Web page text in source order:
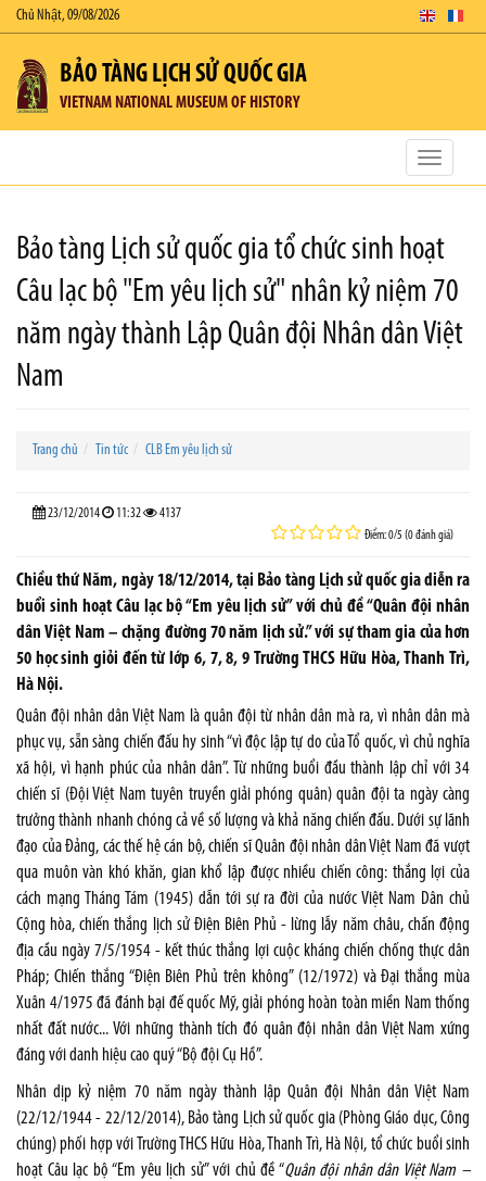
Chủ Nhật, 09/08/2026
BẢO TÀNG LỊCH SỬ QUỐC GIA
VIETNAM NATIONAL MUSEUM OF HISTORY
Toggle
Bảo tàng Lịch sử quốc gia tổ chức sinh hoạt
Câu lạc bộ "Em yêu lịch sử" nhân kỷ niệm 70
năm ngày thành Lập Quân đội Nhân dân Việt
Nam
Trang chủ Tin tức CLB Em yêu lịch sử
23/12/2014 11:32 4137
Điểm: 0/5 (0 đánh giá)
Chiều thứ Năm, ngày 18/12/2014, tại Bảo tàng Lịch sử quốc gia diễn ra
buổi sinh hoạt Câu lạc bộ “Em yêu lịch sử” với chủ đề “Quân đội nhân
dân Việt Nam – chặng đường 70 năm lịch sử.” với sự tham gia của hơn
50 học sinh giỏi đến từ lớp 6, 7, 8, 9 Trường THCS Hữu Hòa, Thanh Trì,
Hà Nội.
Quân đội nhân dân Việt Nam là quân đội từ nhân dân mà ra, vì nhân dân mà
phục vụ, sẵn sàng chiến đấu hy sinh “vì độc lập tự do của Tổ quốc, vì chủ nghĩa
xã hội, vì hạnh phúc của nhân dân”. Từ những buổi đầu thành lập chỉ với 34
chiến sĩ (Đội Việt Nam tuyên truyền giải phóng quân) quân đội ta ngày càng
trưởng thành nhanh chóng cả về số lượng và khả năng chiến đấu. Dưới sự lãnh
đạo của Đảng, các thế hệ cán bộ, chiến sĩ Quân đội nhân dân Việt Nam đã vượt
qua muôn vàn khó khăn, gian khổ lập được nhiều chiến công: thắng lợi của
cách mạng Tháng Tám (1945) dẫn tới sự ra đời của nước Việt Nam Dân chủ
Cộng hòa, chiến thắng lịch sử Điện Biên Phủ - lừng lẫy năm châu, chấn động
địa cầu ngày 7/5/1954 - kết thúc thắng lợi cuộc kháng chiến chống thực dân
Pháp; Chiến thắng “Điện Biên Phủ trên không” (12/1972) và Đại thắng mùa
Xuân 4/1975 đã đánh bại đế quốc Mỹ, giải phóng hoàn toàn miền Nam thống
nhất đất nước... Với những thành tích đó quân đội nhân dân Việt Nam xứng
đáng với danh hiệu cao quý “Bộ đội Cụ Hồ”.
Nhân dịp kỷ niệm 70 năm ngày thành lập Quân đội Nhân dân Việt Nam
(22/12/1944 - 22/12/2014), Bảo tàng Lịch sử quốc gia (Phòng Giáo dục, Công
chúng) phối hợp với Trường THCS Hữu Hòa, Thanh Trì, Hà Nội, tổ chức buổi sinh
hoạt Câu lạc bộ “Em yêu lịch sử” với chủ đề “Quân đội nhân dân Việt Nam –